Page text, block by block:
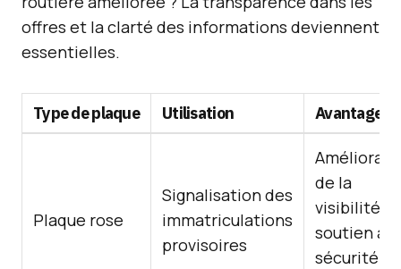
offres et la clarté des informations deviennent
essentielles.
Type de plaque Utilisation Avantages
Plaque rose
Signalisation des
immatriculations
provisoires
de la
visibilité,
soutien à
sécurité